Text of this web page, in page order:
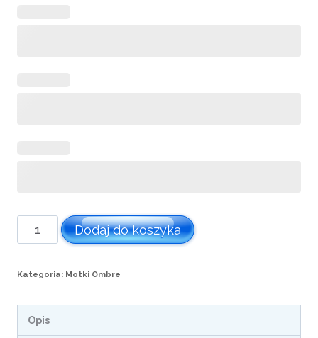
ilość
Motek
ombre
427
Dodaj do koszyka
Kategoria: Motki Ombre
Opis